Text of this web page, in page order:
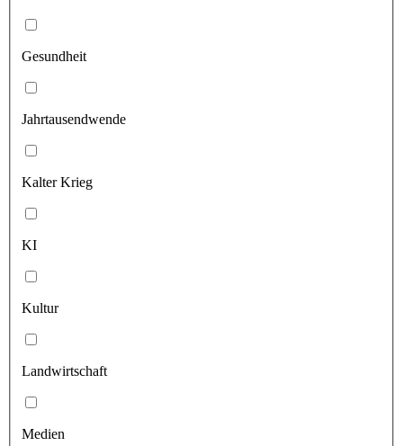
Gesundheit
Jahrtausendwende
Kalter Krieg
KI
Kultur
Landwirtschaft
Medien